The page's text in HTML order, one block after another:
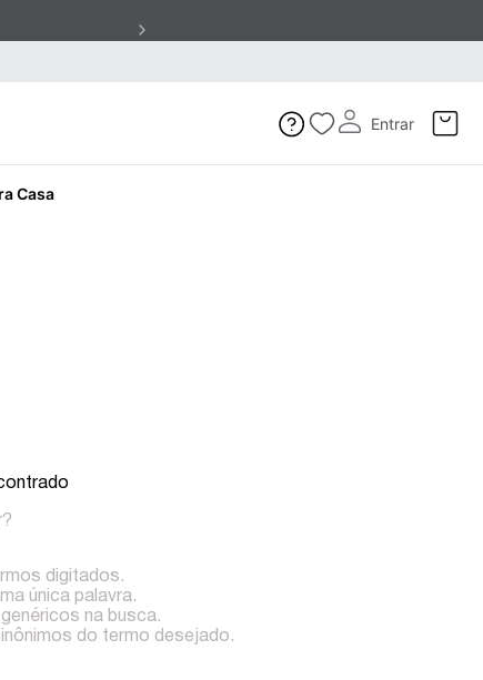
Entrar
Casa
digitados.
única palavra.
na busca.
do termo desejado.